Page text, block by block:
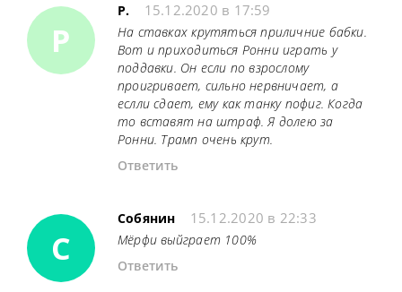
Р
Р. 15.12.2020 в 17:59
На ставках крутяться приличние бабки.
Вот и приходиться Ронни играть у
поддавки. Он если по взрослому
проигривает, сильно нервничает, а
еслли сдает, ему как танку пофиг. Когда
то вставят на штраф. Я долею за
Ронни. Трамп очень крут.
Ответить
С
Собянин 15.12.2020 в 22:33
Мёрфи выйграет 100%
Ответить